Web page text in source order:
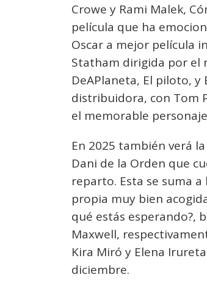
Crowe y Rami Malek,
película que ha
Oscar a mejor película
Statham dirigida por el
DeAPlaneta, El piloto,
distribuidora, con Tom
el memorable
En 2025 también verá
Dani de la Orden que
reparto. Esta se suma
propia muy bien
qué estás esperando?,
Maxwell,
Kira Miró y Elena
diciembre.